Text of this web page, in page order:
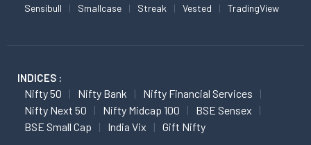
Sensibull Smallcase Streak Vested TradingView
INDICES :
Nifty 50 Nifty Bank
Nifty Financial Services
Nifty Next 50
Nifty Midcap 100
BSE Sensex
BSE Small Cap
India Vix Gift Nifty